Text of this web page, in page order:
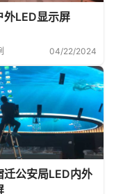
外LED显示屏
04/22/2024
迁公安局LED内外